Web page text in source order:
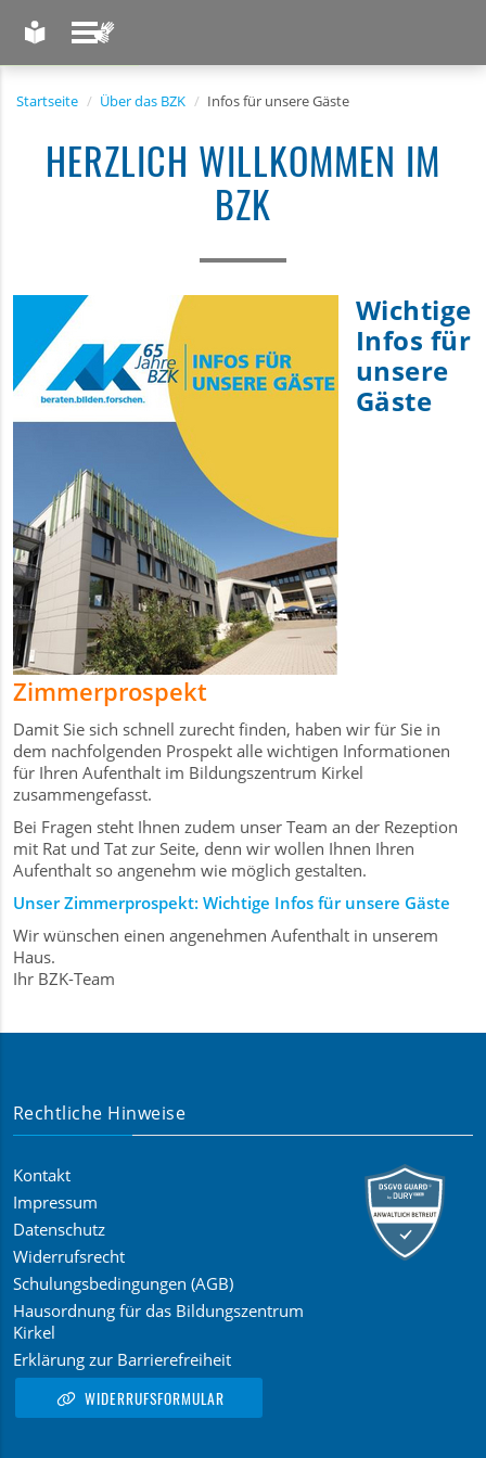
Startseite Über das BZK Infos für unsere Gäste
HERZLICH WILLKOMMEN IM
BZK
Wichtige
Infos für
unsere
Gäste
Zimmerprospekt
Damit Sie sich schnell zurecht finden, haben wir für Sie in
dem nachfolgenden Prospekt alle wichtigen Informationen
für Ihren Aufenthalt im Bildungszentrum Kirkel
zusammengefasst.
Bei Fragen steht Ihnen zudem unser Team an der Rezeption
mit Rat und Tat zur Seite, denn wir wollen Ihnen Ihren
Aufenthalt so angenehm wie möglich gestalten.
Unser Zimmerprospekt: Wichtige Infos für unsere Gäste
Wir wünschen einen angenehmen Aufenthalt in unserem
Haus.
Ihr BZK-Team
Rechtliche Hinweise
Kontakt
Impressum
Datenschutz
Widerrufsrecht
Schulungsbedingungen (AGB)
Hausordnung für das Bildungszentrum
Kirkel
Erklärung zur Barrierefreiheit
WIDERRUFSFORMULAR